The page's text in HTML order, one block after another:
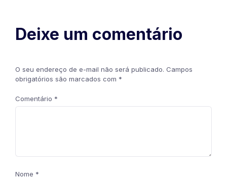
Deixe um comentário
O seu endereço de e-mail não será publicado. Campos
obrigatórios são marcados com *
Comentário *
Nome *